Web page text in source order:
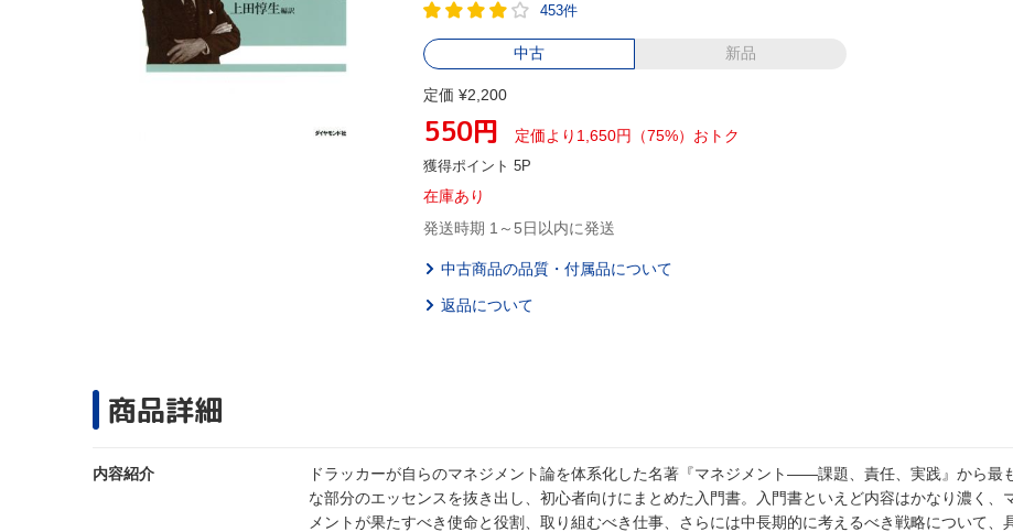
453件
中古 新品
定価 ¥2,200
550円 定価より1,650円（75%）おトク
獲得ポイント 5P
在庫あり
発送時期 1～5日以内に発送
中古商品の品質・付属品について
返品について
商品詳細
内容紹介
ドラッカーが自らのマネジメント論を体系化した名著『マネジメント――課題、責任、実践』から最
な部分のエッセンスを抜き出し、初心者向けにまとめた入門書。入門書といえど内容はかなり濃く、
メントが果たすべき使命と役割、取り組むべき仕事、さらには中長期的に考えるべき戦略について、